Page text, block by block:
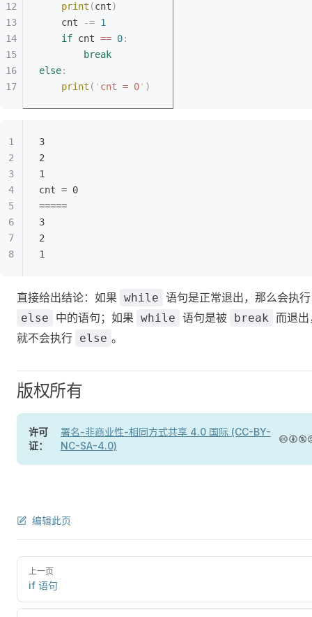
	print
(cnt)
	cnt
-= 1
	if
cnt == 0:
		break
else:
	print
( ' cnt = 0' )
3
2
1
cnt = 0
=====
3
2
1
直接给出结论：如果 while 语句是正常退出，那么会执行
else 中的语句；如果 while 语句是被 break 而退出
就不会执行 else 。
版权所有
许可
证：
署名-非商业性-相同方式共享 4.0 国际 (CC-BY-
NC-SA-4.0)
编辑此页
上一页
if 语句